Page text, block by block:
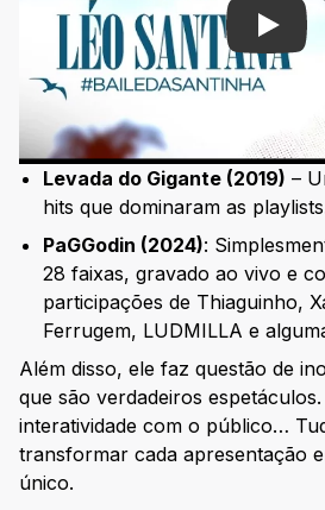
Play
Levada do Gigante (2019) –
hits que dominaram as
PaGGodin (2024):
28 faixas, gravado ao vivo e
participações de Thiaguinho,
Ferrugem, LUDMILLA e
Além disso, ele faz questão de
que são verdadeiros
interatividade com o público…
transformar cada apresentação
único.